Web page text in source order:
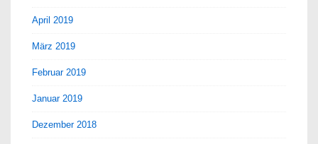
April 2019
März 2019
Februar 2019
Januar 2019
Dezember 2018